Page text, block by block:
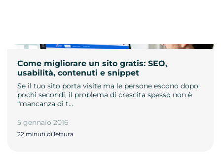
Come migliorare un sito gratis: SEO,
usabilità, contenuti e snippet
Se il tuo sito porta visite ma le persone escono dopo
pochi secondi, il problema di crescita spesso non è
“mancanza di t…
5 gennaio 2016
22 minuti di lettura